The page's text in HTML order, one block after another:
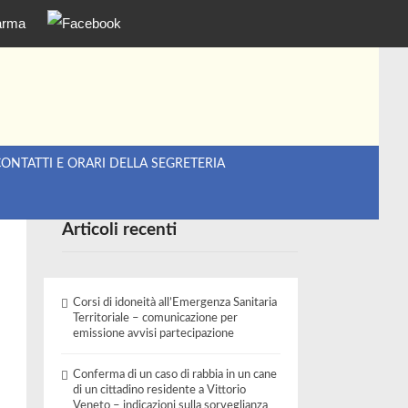
E ORARI DELLA SEGRETERIA
Articoli recenti
Corsi di idoneità all’Emergenza Sanitaria
Territoriale – comunicazione per
emissione avvisi partecipazione
Conferma di un caso di rabbia in un cane
di un cittadino residente a Vittorio
Veneto – indicazioni sulla sorveglianza